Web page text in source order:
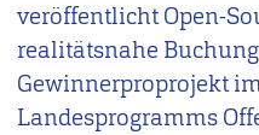
veröffentlicht Open-
realitätsnahe
Gewinnerproprojekt
Landesprogramms